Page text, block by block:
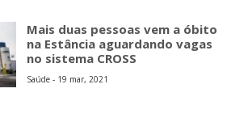
Mais duas pessoas vem a óbito
na Estância aguardando vagas
no sistema CROSS
Saúde - 19 mar, 2021